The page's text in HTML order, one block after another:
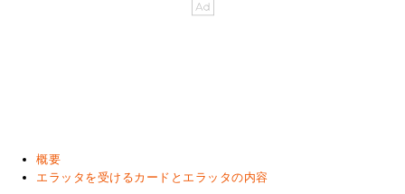
概要
エラッタを受けるカードとエラッタの内容